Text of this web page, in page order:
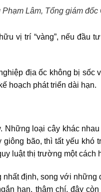
Phạm Lâm, Tổng giám
vị trí “vàng”, nếu đầu
địa ốc không bị sốc
hoạch phát triển dài hạn.
Những loại cây khác
bão, thì tất yếu khó
luật thị trường một cách
định, song với những
hạn, thậm chí, đây